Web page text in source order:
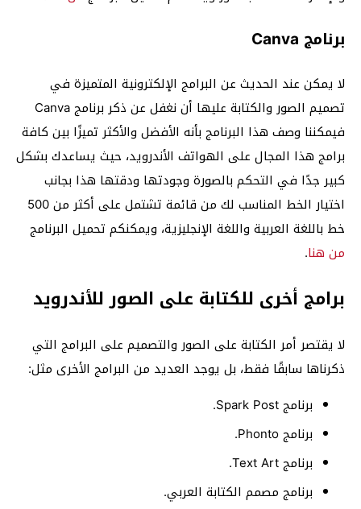
برنامج Canva
لا يمكن عند الحديث عن البرامج الإلكترونية المتميزة في
تصميم الصور والكتابة عليها أن نغفل عن ذكر برنامج Canva
فيمكننا وصف هذا البرنامج بأنه الأفضل والأكثر تميزًا بين كافة
برامج هذا المجال على الهواتف الأندرويد، حيث يساعدك بشكل
كبير جدًا في التحكم بالصورة وجودتها ودقتها هذا بجانب
اختيار الخط المناسب لك من قائمة تشتمل على أكثر من 500
خط باللغة العربية واللغة الإنجليزية، ويمكنكم تحميل البرنامج
من هنا.
برامج أخرى للكتابة على الصور للأندرويد
لا يقتصر أمر الكتابة على الصور والتصميم على البرامج التي
ذكرناها سابقًا فقط، بل يوجد العديد من البرامج الأخرى مثل:
برنامج Spark Post.
برنامج Phonto.
برنامج Text Art.
برنامج مصمم الكتابة العربي.